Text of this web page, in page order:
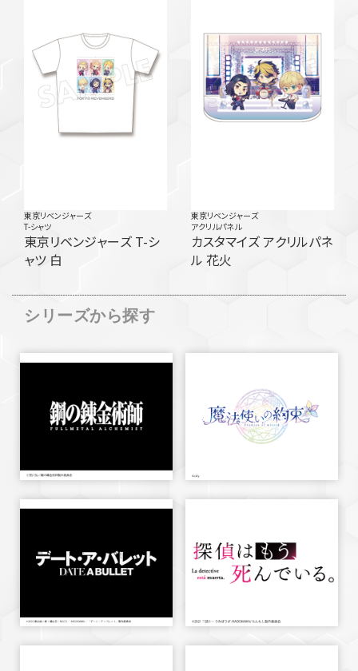
東京リベンジャーズ
T-シャツ
東京リベンジャーズ T-シ
ャツ 白
東京リベンジャーズ
アクリルパネル
カスタマイズ アクリルパネ
ル 花火
シリーズから探す